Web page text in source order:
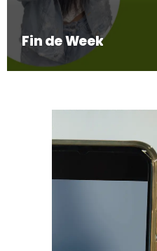
Fin de Week